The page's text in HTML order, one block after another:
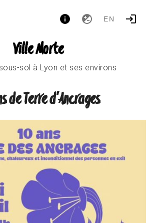
EN
Ville Morte
sol à Lyon et ses environs
de Terre d'Ancrages